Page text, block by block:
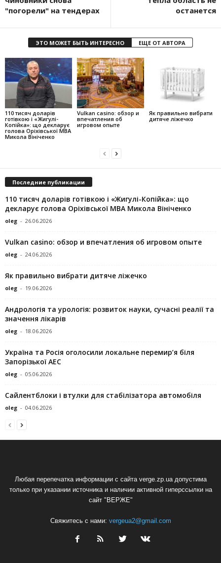
"погорели" на тендерах
останется
ЭТО МОЖЕТ БЫТЬ ИНТЕРЕСНО ЕЩЕ ОТ АВТОРА
110 тисяч доларів
готівкою і «Жигулі-
Копійка»: що декларує
голова Оріхівської МВА
Микола Вініченко
Vulkan casino: обзор и
впечатления об
игровом опыте
Як правильно вибрати
дитяче ліжечко
Последние публикации
110 тисяч доларів готівкою і «Жигулі-Копійка»: що
декларує голова Оріхівської МВА Микола Вініченко
oleg - 26.06.2026
Vulkan casino: обзор и впечатления об игровом опыте
oleg - 24.06.2026
Як правильно вибрати дитяче ліжечко
oleg - 19.06.2026
Андрологія та урологія: розвиток науки, сучасні реалії та
значення лікарів
oleg - 18.06.2026
Україна та Росія оголосили локальне перемир’я біля
Запорізької АЕС
oleg - 05.06.2026
Сайлентблоки і втулки для стабілізатора автомобіля
oleg - 04.06.2026
Любая перепечатка информации с сайта verge.zp.ua допустима
только при указании источника и наличии активной гиперссылки на
сайт "ВЕРЖЕ"
Свяжитесь с нами: vergeua2@gmail.com